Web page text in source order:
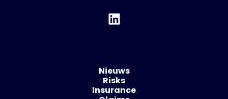
Nieuws
Risks
Insurance